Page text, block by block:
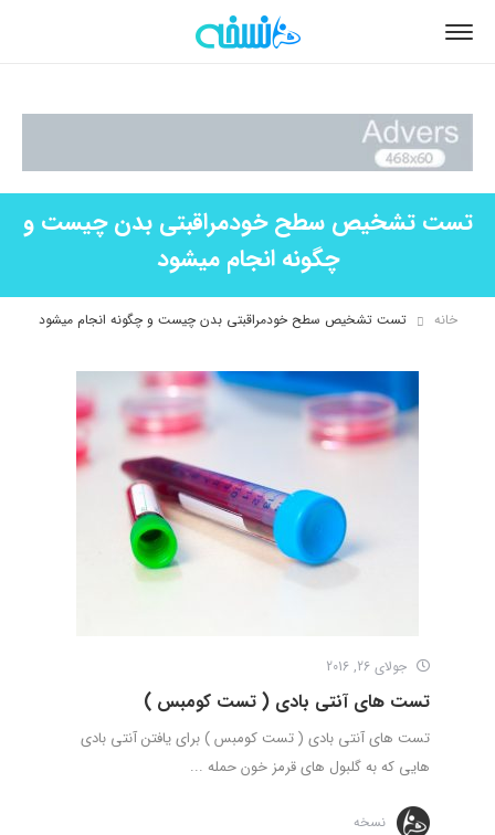
تست تشخیص سطح خودمراقبتی بدن چیست و
چگونه انجام میشود
خانه تست تشخیص سطح خودمراقبتی بدن چیست و چگونه انجام میشود
جولای 26, 2016
تست های آنتی بادی ( تست کومبس )
تست های آنتی بادی ( تست کومبس ) برای یافتن آنتی بادی
هایی که به گلبول های قرمز خون حمله ...
نسخه